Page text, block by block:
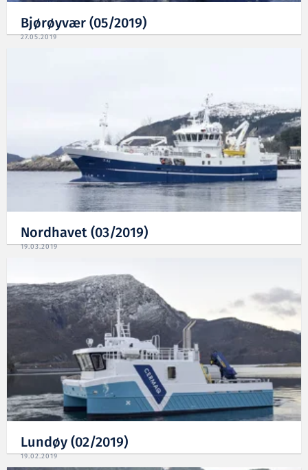
Bjørøyvær (05/2019)
27.05.2019
Nordhavet (03/2019)
19.03.2019
Lundøy (02/2019)
19.02.2019